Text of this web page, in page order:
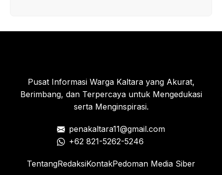
Pusat Informasi Warga Kaltara yang Akurat,
Berimbang, dan Terpercaya untuk Mengedukasi
serta Menginspirasi.
penakaltara11@gmail.com
+62 821-5262-5246
TentangRedaksiKontakPedoman Media Siber